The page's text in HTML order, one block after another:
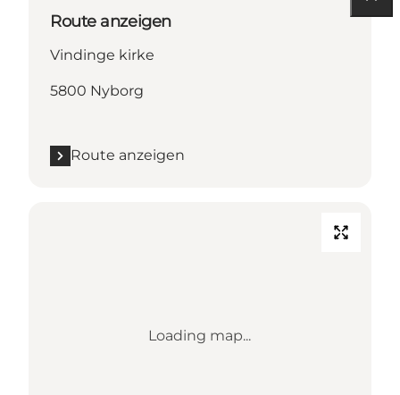
Route anzeigen
Vindinge kirke
5800 Nyborg
Route anzeigen
Loading map...